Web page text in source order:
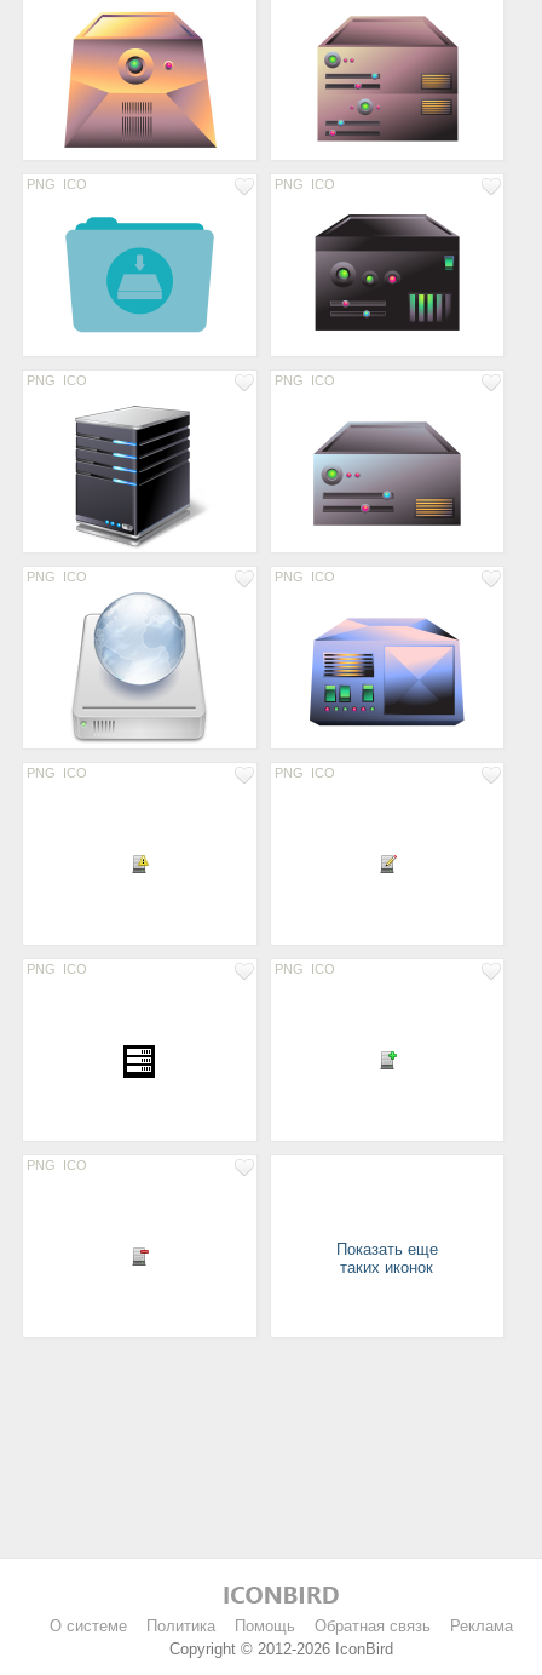
PNG ICO PNG ICO
PNG ICO PNG ICO
PNG ICO PNG ICO
PNG ICO PNG ICO
PNG ICO PNG ICO
PNG ICO
Показать еще
таких иконок
О системе Политика Помощь Обратная связь
Реклама
Copyright © 2012-2026 IconBird